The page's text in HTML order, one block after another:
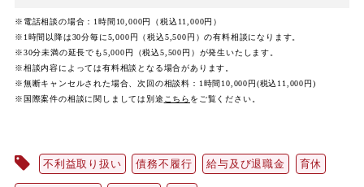
※電話相談の場合：1時間10,000円（税込11,000円）
※1時間以降は30分毎に5,000円（税込5,500円）の有料相談になります。
※30分未満の延長でも5,000円（税込5,500円）が発生いたします。
※相談内容によっては有料相談となる場合があります。
※無断キャンセルされた場合、次回の相談料：1時間10,000円(税込11,000円)
※国際案件の相談に関しましては 別途 こちら をご覧ください。
不利益取り扱い 債務不履行 給与及び退職金 育休